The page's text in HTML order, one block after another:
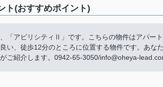
ト(おすすめポイント)
「アピリシティⅡ」です。こちらの物件はアパー
い、徒歩12分のところに位置する物件です。あな
ご紹介します。0942-65-3050/info@oheya-